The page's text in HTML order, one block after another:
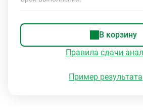
В корзину
Правила сдачи
Пример результата